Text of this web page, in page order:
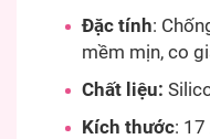
Đặc tính:
mềm mịn, co
Chất liệu:
Kích thước: